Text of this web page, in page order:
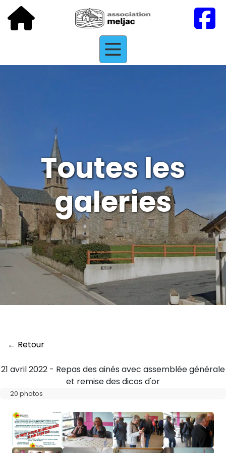
Toutes les
galeries
← Retour
21 avril 2022 - Repas des ainés avec assemblée générale
et remise des dicos d'or
20 photos